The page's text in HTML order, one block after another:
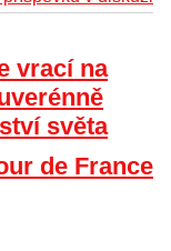
vrací na
světa
de France